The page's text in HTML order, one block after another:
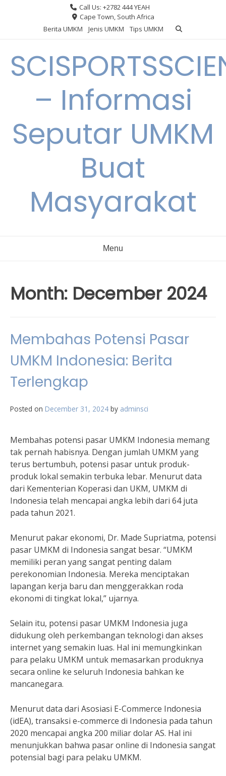
Call Us: +2782 444 YEAH
Cape Town, South Africa
Berita UMKM
Jenis UMKM Tips UMKM
– Informasi
Seputar UMKM
Buat
Masyarakat
Menu
Month: December 2024
Membahas Potensi Pasar
UMKM Indonesia: Berita
Terlengkap
Posted on December 31, 2024 by adminsci
Membahas potensi pasar UMKM Indonesia memang
tak pernah habisnya. Dengan jumlah UMKM yang
terus bertumbuh, potensi pasar untuk produk-
produk lokal semakin terbuka lebar. Menurut data
dari Kementerian Koperasi dan UKM, UMKM di
Indonesia telah mencapai angka lebih dari 64 juta
pada tahun 2021.
Menurut pakar ekonomi, Dr. Made Supriatma, potensi
pasar UMKM di Indonesia sangat besar. “UMKM
memiliki peran yang sangat penting dalam
perekonomian Indonesia. Mereka menciptakan
lapangan kerja baru dan menggerakkan roda
ekonomi di tingkat lokal,” ujarnya.
Selain itu, potensi pasar UMKM Indonesia juga
didukung oleh perkembangan teknologi dan akses
internet yang semakin luas. Hal ini memungkinkan
para pelaku UMKM untuk memasarkan produknya
secara online ke seluruh Indonesia bahkan ke
mancanegara.
Menurut data dari Asosiasi E-Commerce Indonesia
(idEA), transaksi e-commerce di Indonesia pada tahun
2020 mencapai angka 200 miliar dolar AS. Hal ini
menunjukkan bahwa pasar online di Indonesia sangat
potensial bagi para pelaku UMKM.